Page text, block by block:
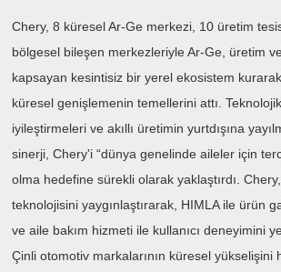
Chery, 8 küresel Ar-Ge merkezi, 10 üretim
bölgesel bileşen merkezleriyle Ar-Ge, üretim
kapsayan kesintisiz bir yerel ekosistem
küresel genişlemenin temellerini attı.
iyileştirmeleri ve akıllı üretimin yurtdışına
sinerji, Chery'i “dünya genelinde aileler için
olma hedefine sürekli olarak yaklaştırdı.
teknolojisini yaygınlaştırarak, HIMLA ile ürün
ve aile bakım hizmeti ile kullanıcı deneyimini
Çinli otomotiv markalarının küresel yükselişini